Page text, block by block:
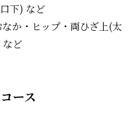
下) など
か・ヒップ・両ひざ上(太
など
ース